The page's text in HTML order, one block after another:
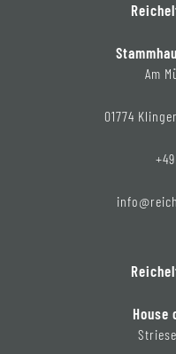
Am
01774
House